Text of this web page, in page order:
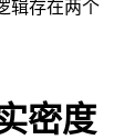
辑存在两个
密度